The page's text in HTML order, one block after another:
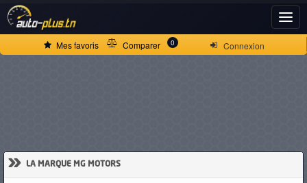
Connexion
Mes favoris Comparer 0
» LA MARQUE MG MOTORS
ACCUEIL